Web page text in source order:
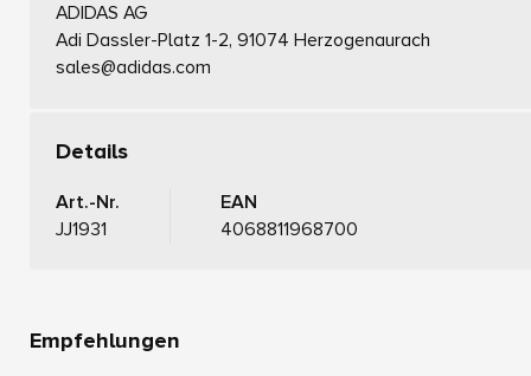
ADIDAS AG
Adi Dassler-Platz 1-2, 91074 Herzogenaurach
sales@adidas.com
Details
Art.-Nr.
JJ1931
EAN
4068811968700
Empfehlungen